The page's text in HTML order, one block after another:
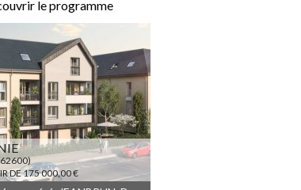
DE 167 000,00 €
le programme
DE 175 000,00 €